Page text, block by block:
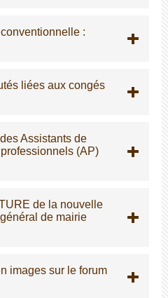
:
liées aux congés
Assistants de
(AP)
de la nouvelle
de mairie
images sur le forum